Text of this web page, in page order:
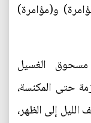
و(مؤامرة)
مسحوق الغسيل
حتى المكنسة،
إلى الظهر،